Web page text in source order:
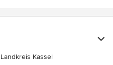
Landkreis Kassel